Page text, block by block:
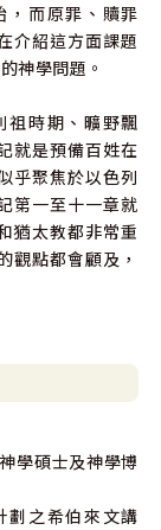
，而原罪、贖罪
介紹這方面課題
神學問題。
祖時期、曠野飄
就是預備百姓在
乎聚焦於以色列
第一至十一章就
猶太教都非常重
觀點都會顧及，
學碩士及神學博
劃之希伯來文講